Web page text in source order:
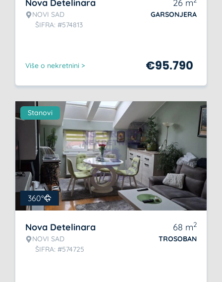
Nova Detelinara
NOVI SAD
ŠIFRA: #574813
26 m
GARSONJERA
Više o nekretnini > €95.790
Stanovi
360°
Nova Detelinara
NOVI SAD
ŠIFRA: #574725
68 m2
TROSOBAN